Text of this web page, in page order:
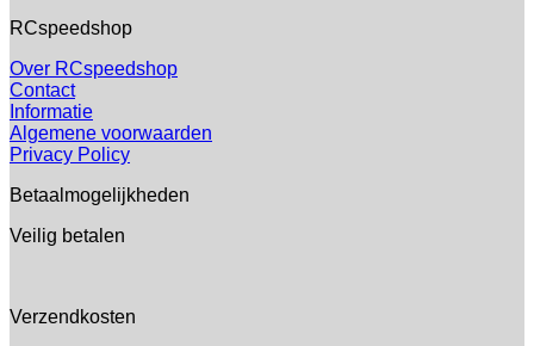
RCspeedshop
Over RCspeedshop
Contact
Informatie
Algemene voorwaarden
Privacy Policy
Betaalmogelijkheden
Veilig betalen
Verzendkosten